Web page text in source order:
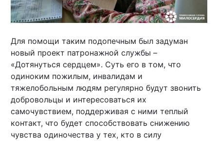
Для помощи таким подопечным был задуман
новый проект патронажной службы –
«Дотянуться сердцем». Суть его в том, что
одиноким пожилым, инвалидам и
тяжелобольным людям регулярно будут звонить
добровольцы и интересоваться их
самочувствием, поддерживая с ними теплый
контакт, что будет способствовать снижению
чувства одиночества у тех, кто в силу